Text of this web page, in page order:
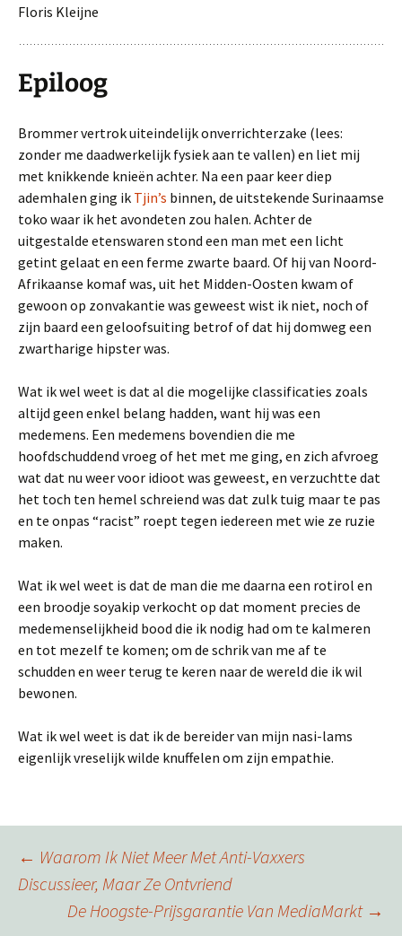
Floris Kleijne
Epiloog
Brommer vertrok uiteindelijk onverrichterzake (lees:
zonder me daadwerkelijk fysiek aan te vallen) en liet mij
met knikkende knieën achter. Na een paar keer diep
ademhalen ging ik Tjin’s binnen, de uitstekende Surinaamse
toko waar ik het avondeten zou halen. Achter de
uitgestalde etenswaren stond een man met een licht
getint gelaat en een ferme zwarte baard. Of hij van Noord-
Afrikaanse komaf was, uit het Midden-Oosten kwam of
gewoon op zonvakantie was geweest wist ik niet, noch of
zijn baard een geloofsuiting betrof of dat hij domweg een
zwartharige hipster was.
Wat ik wel weet is dat al die mogelijke classificaties zoals
altijd geen enkel belang hadden, want hij was een
medemens. Een medemens bovendien die me
hoofdschuddend vroeg of het met me ging, en zich afvroeg
wat dat nu weer voor idioot was geweest, en verzuchtte dat
het toch ten hemel schreiend was dat zulk tuig maar te pas
en te onpas “racist” roept tegen iedereen met wie ze ruzie
maken.
Wat ik wel weet is dat de man die me daarna een rotirol en
een broodje soyakip verkocht op dat moment precies de
medemenselijkheid bood die ik nodig had om te kalmeren
en tot mezelf te komen; om de schrik van me af te
schudden en weer terug te keren naar de wereld die ik wil
bewonen.
Wat ik wel weet is dat ik de bereider van mijn nasi-lams
eigenlijk vreselijk wilde knuffelen om zijn empathie.
Berichtnavigatie
← Waarom Ik Niet Meer Met Anti-Vaxxers
Discussieer, Maar Ze Ontvriend
De Hoogste-Prijsgarantie Van MediaMarkt →